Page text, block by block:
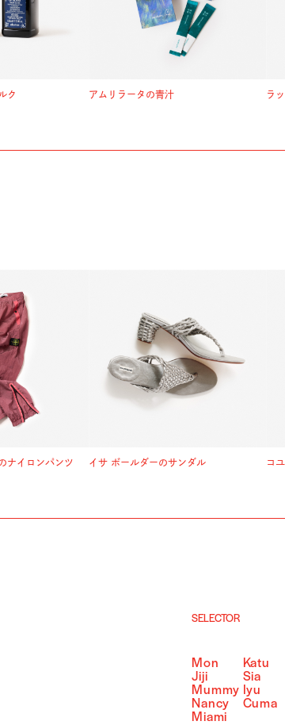
ク アムリラータの青汁 ラ
ナイロンパンツ イサ ボールダーのサンダル コ
SELECTOR
Mon
Katu
Jiji
Sia
Mummy Iyu
Nancy
Cuma
Miami